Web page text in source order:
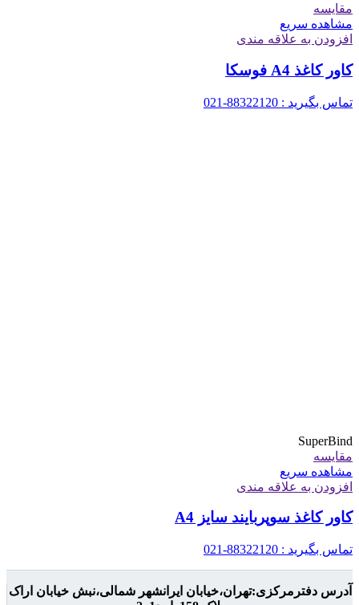
مقایسه
مشاهده سریع
افزودن به علاقه مندی
کاور کاغذ A4 فوسکا
تماس بگیرید : 88322120-021
SuperBind
مقایسه
مشاهده سریع
افزودن به علاقه مندی
کاور کاغذ سوپربایند سایز A4
تماس بگیرید : 88322120-021
آدرس دفترمرکزی:تهران،خیابان ایرانشهر شمالی،نبش خیابان اراک